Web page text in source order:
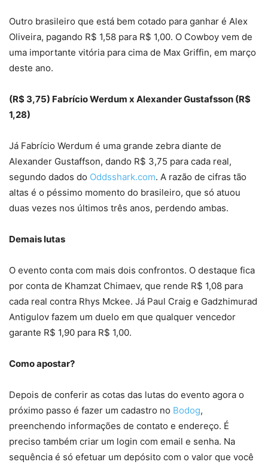
Outro brasileiro que está bem cotado para ganhar é Alex
Oliveira, pagando R$ 1,58 para R$ 1,00. O Cowboy vem de
uma importante vitória para cima de Max Griffin, em março
deste ano.
(R$ 3,75) Fabrício Werdum x Alexander Gustafsson (R$
1,28)
Já Fabrício Werdum é uma grande zebra diante de
Alexander Gustaffson, dando R$ 3,75 para cada real,
segundo dados do Oddsshark.com. A razão de cifras tão
altas é o péssimo momento do brasileiro, que só atuou
duas vezes nos últimos três anos, perdendo ambas.
Demais lutas
O evento conta com mais dois confrontos. O destaque fica
por conta de Khamzat Chimaev, que rende R$ 1,08 para
cada real contra Rhys Mckee. Já Paul Craig e Gadzhimurad
Antigulov fazem um duelo em que qualquer vencedor
garante R$ 1,90 para R$ 1,00.
Como apostar?
Depois de conferir as cotas das lutas do evento agora o
próximo passo é fazer um cadastro no Bodog,
preenchendo informações de contato e endereço. É
preciso também criar um login com email e senha. Na
sequência é só efetuar um depósito com o valor que você